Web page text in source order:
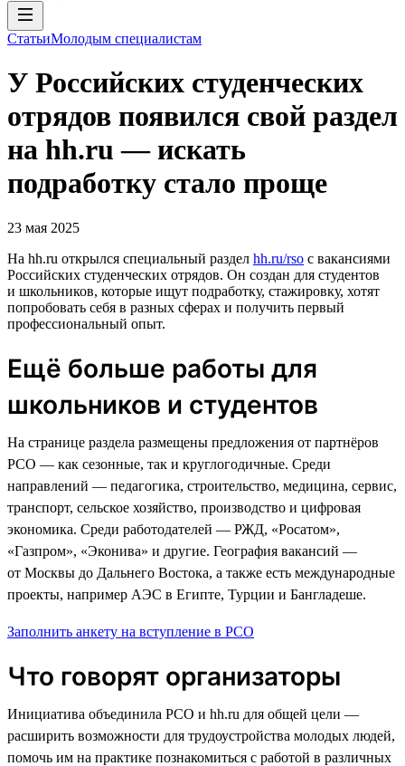
СтатьиМолодым специалистам
У Российских студенческих
отрядов появился свой раздел
на hh.ru — искать
подработку стало проще
23 мая 2025
На hh.ru открылся специальный раздел hh.ru/rso с вакансиями
Российских студенческих отрядов. Он создан для студентов
и школьников, которые ищут подработку, стажировку, хотят
попробовать себя в разных сферах и получить первый
профессиональный опыт.
Ещё больше работы для
школьников и студентов
На странице раздела размещены предложения от партнёров
РСО — как сезонные, так и круглогодичные. Среди
направлений — педагогика, строительство, медицина, сервис,
транспорт, сельское хозяйство, производство и цифровая
экономика. Среди работодателей — РЖД, «Росатом»,
«Газпром», «Эконива» и другие. География вакансий —
от Москвы до Дальнего Востока, а также есть международные
проекты, например АЭС в Египте, Турции и Бангладеше.
Заполнить анкету на вступление в РСО
Что говорят организаторы
Инициатива объединила РСО и hh.ru для общей цели —
расширить возможности для трудоустройства молодых людей,
помочь им на практике познакомиться с работой в различных